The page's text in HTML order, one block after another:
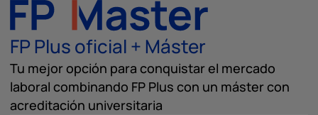
FP Plus oficial + Máster
Tu mejor opción para conquistar el mercado
laboral combinando FP Plus con un máster con
acreditación universitaria